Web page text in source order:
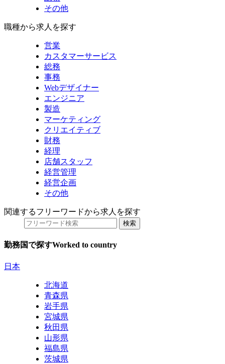
その他
職種から求人を探す
営業
カスタマーサービス
総務
事務
Webデザイナー
エンジニア
製造
マーケティング
クリエイティブ
財務
経理
店舗スタッフ
経営管理
経営企画
その他
関連するフリーワードから求人を探す
勤務国で探すWorked to country
日本
北海道
青森県
岩手県
宮城県
秋田県
山形県
福島県
茨城県